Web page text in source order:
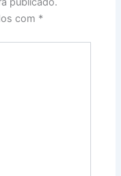
com *